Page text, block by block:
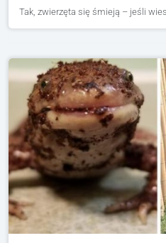
Tak, zwierzęta się śmieją – jeśli